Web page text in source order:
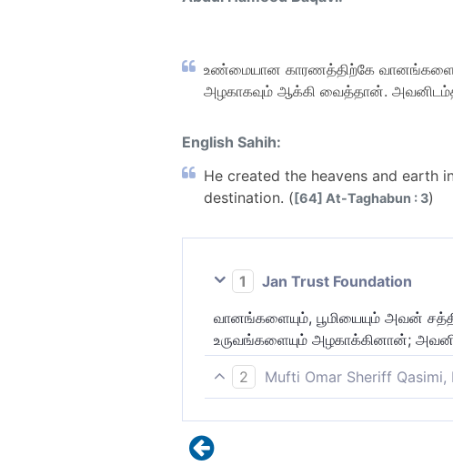
உண்மையான காரணத்திற்கே
அழகாகவும் ஆக்கி வைத்தான்.
English Sahih:
He created the heavens and earth
destination. ([64] At-Taghabun : 3)
1
Jan Trust Foundation
வானங்களையும், பூமியையும் அவன்
உருவங்களையும் அழகாக்கினான்;
2
Mufti Omar Sheriff Qasimi,